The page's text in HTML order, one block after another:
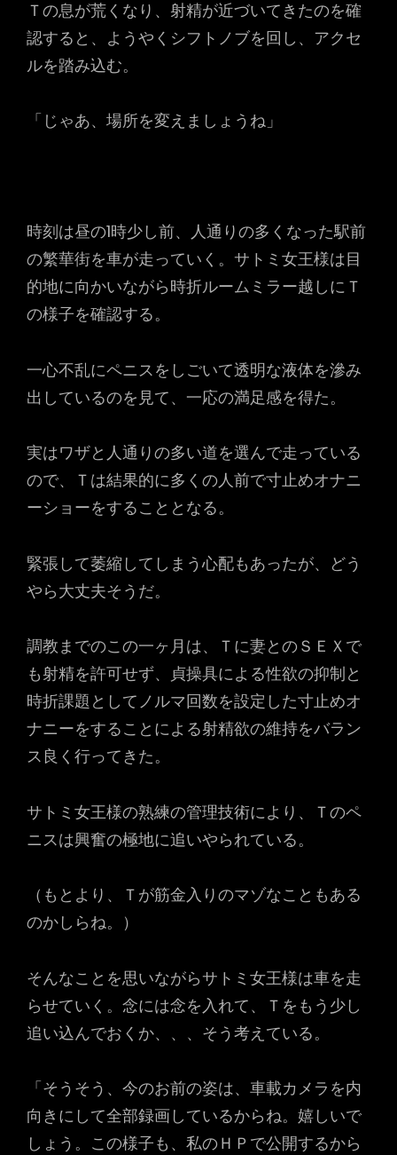
Ｔの息が荒くなり、射精が近づいてきたのを確
認すると、ようやくシフトノブを回し、アクセ
ルを踏み込む。
「じゃあ、場所を変えましょうね」
時刻は昼の1時少し前、人通りの多くなった駅前
の繁華街を車が走っていく。サトミ女王様は目
的地に向かいながら時折ルームミラー越しにＴ
の様子を確認する。
一心不乱にペニスをしごいて透明な液体を滲み
出しているのを見て、一応の満足感を得た。
実はワザと人通りの多い道を選んで走っている
ので、Ｔは結果的に多くの人前で寸止めオナニ
ーショーをすることとなる。
緊張して萎縮してしまう心配もあったが、どう
やら大丈夫そうだ。
調教までのこの一ヶ月は、Ｔに妻とのＳＥＸで
も射精を許可せず、貞操具による性欲の抑制と
時折課題としてノルマ回数を設定した寸止めオ
ナニーをすることによる射精欲の維持をバラン
ス良く行ってきた。
サトミ女王様の熟練の管理技術により、Ｔのペ
ニスは興奮の極地に追いやられている。
（もとより、Ｔが筋金入りのマゾなこともある
のかしらね。）
そんなことを思いながらサトミ女王様は車を走
らせていく。念には念を入れて、Ｔをもう少し
追い込んでおくか、、、そう考えている。
「そうそう、今のお前の姿は、車載カメラを内
向きにして全部録画しているからね。嬉しいで
しょう。この様子も、私のＨＰで公開するから